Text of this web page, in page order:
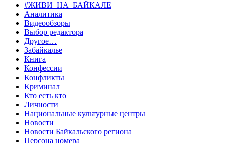
#ЖИВИ_НА_БАЙКАЛЕ
Аналитика
Видеообзоры
Выбор редактора
Другое…
Забайкалье
Книга
Конфессии
Конфликты
Криминал
Кто есть кто
Личности
Национальные культурные центры
Новости
Новости Байкальского региона
Персона номера